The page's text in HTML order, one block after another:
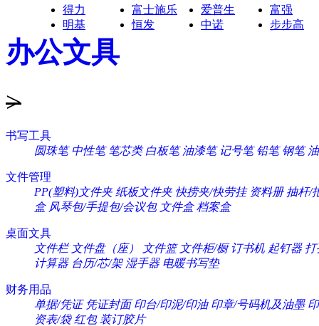
得力 富士施乐 爱普生
富强
明基
恒发 中诺 步步高
办公文具
>
书写工具
圆珠笔 中性笔 笔芯类 白板笔 油漆笔 记号笔 铅笔 钢笔
文件管理
PP(塑料)文件夹 纸板文件夹 快捞夹/快劳挂 资料册 抽杆/
盒 风琴包/手提包/会议包 文件盒 档案盒
桌面文具
文件栏 文件盘（座） 文件篮 文件柜/橱 订书机 起钉器 打
计算器 台历/芯/架 湿手器 电暖书写垫
财务用品
单据/凭证 凭证封面 印台/印泥/印油 印章/号码机及油墨
资表/袋 红包 装订胶片